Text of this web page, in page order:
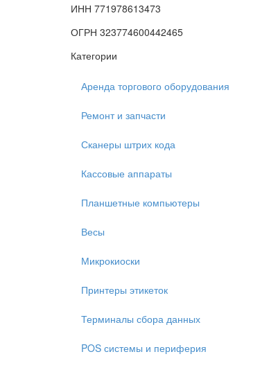
ИНН 771978613473
ОГРН 323774600442465
Категории
Аренда торгового оборудования
Ремонт и запчасти
Сканеры штрих кода
Кассовые аппараты
Планшетные компьютеры
Весы
Микрокиоски
Принтеры этикеток
Терминалы сбора данных
POS системы и периферия